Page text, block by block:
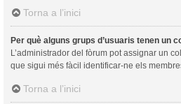
Torna a l’inici
Per què alguns grups d’usuaris tenen un
L’administrador del fòrum pot assignar un
que sigui més fàcil identificar-ne els
Torna a l’inici